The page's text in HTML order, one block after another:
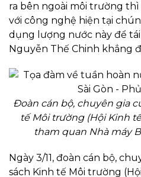
ra bên ngoài môi trường
với công nghệ hiện tại
dụng lượng nước này để tái
Nguyễn Thế Chinh khẳng
Đoàn cán bộ, chuyên gia
tế Môi trường (Hội Kinh
tham quan Nhà máy
Ngày 3/11, đoàn cán bộ,
sách Kinh tế Môi trường